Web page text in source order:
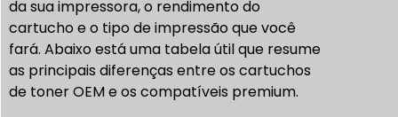
da sua impressora, o rendimento do
cartucho e o tipo de impressão que você
fará. Abaixo está uma tabela útil que resume
as principais diferenças entre os cartuchos
de toner OEM e os compatíveis premium.